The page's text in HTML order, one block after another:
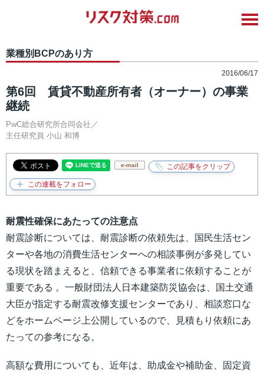
業種別BCPのあり方
2016/06/17
第6回 賃貸不動産所有者（オーナー）の事業
継続
PwC総合研究所合同会社／
主任研究員 小山 和博
e-mail
耐震性確保にあたっての注意点
耐震診断については、耐震診断の依頼先は、国民生活セン
ターや各地の消費生活センターへの相談事例が多発してい
る現状を踏まえると、信頼できる事業者に依頼することが
重要である 。一般財団法人日本建築防災協会は、国土交通
大臣が指定する耐震改修支援センターであり、相談窓口な
どをホームページ上公開しているので、見積もり依頼にあ
たっての参考になる。
高額な費用についても、近年は、助成金や補助金、固定資